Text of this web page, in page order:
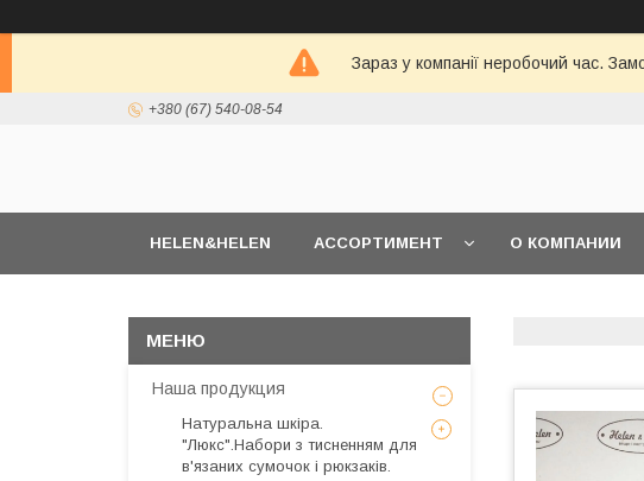
Зараз у компанії неробочий час.
+380 (67) 540-08-54
HELEN&HELEN АССОРТИМЕНТ О КОМПАНИИ
Наша продукция
Натуральна шкіра.
"Люкс".Набори з тисненням для
в'язаних сумочок і рюкзаків.